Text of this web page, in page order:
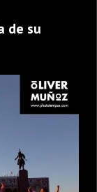
de su